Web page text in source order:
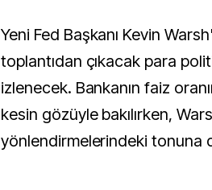
Yeni Fed Başkanı Kevin
toplantıdan çıkacak para
izlenecek. Bankanın faiz
kesin gözüyle bakılırken,
yönlendirmelerindeki tonuna